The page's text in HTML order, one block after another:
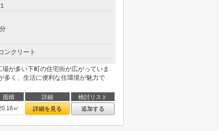
ンクリート
が多い下町の住宅街が広がっていま
多く、生活に便利な住環境が魅力で
面積 詳細
検討リスト
㎡ 詳細を見る 追加する